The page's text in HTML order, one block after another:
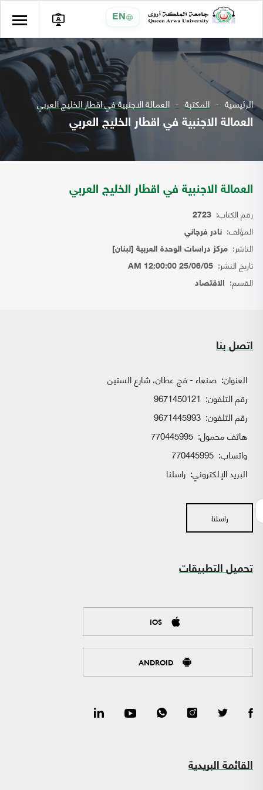
EN
الرئيسية المكتبة العمالة الاجنبية في اقطار الخليج العربي
العمالة الاجنبية في اقطار الخليج العربي
العمالة الاجنبية في اقطار الخليج العربي
رقم الكتاب: 2723
المؤلف: نادر فرجاني
الناشر: مركز دراسات الوحدة العربية [لبنان]
تاريخ النشر: 25/06/05 12:00:00 AM
القسم: الاقتصاد
اتصل بنا
العنوان: صنعاء - فج عطان، شارع الستين
رقم التلفون: 9671450121
رقم التلفون: 9671445993
هاتف محمول: 770445995
واتساب:
البريد الإلكتروني: راسلنا
راسلنا
تحميل التطبيقات
IOS
ANDROID
القائمة البريدية